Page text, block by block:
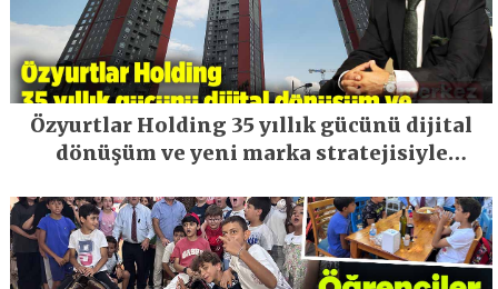
Özyurtlar Holding 35 yıllık gücünü dijital
dönüşüm ve yeni marka stratejisiyle